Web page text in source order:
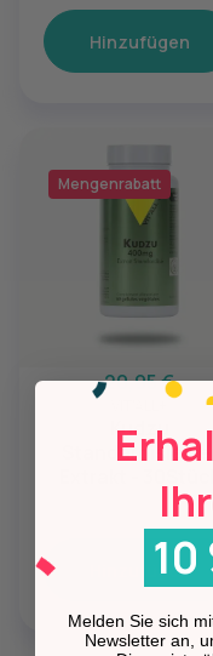
Hinzufügen
Mengenrabatt
20,95 €
Kudzu
Standardisierter
Hinzufügen
Melden Sie sich
Newsletter an,